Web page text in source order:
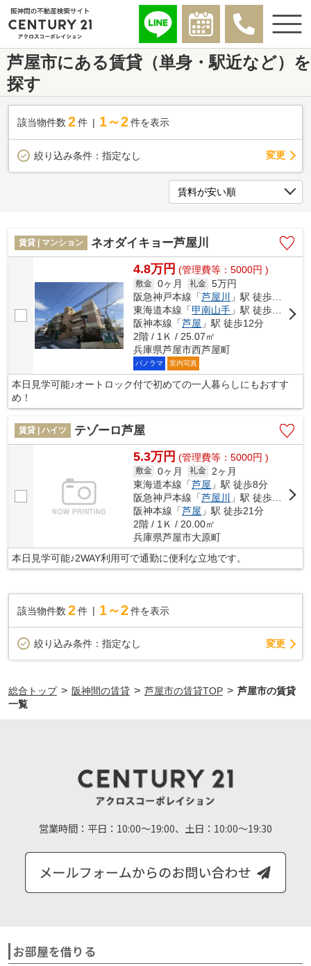
芦屋市にある賃貸（単身・駅近など）を
探す
該当物件数 2件 1～2 件を表示
絞り込み条件： 指定なし 変更
賃貸 | マンション ネオダイキョー芦屋川
4.8万円 (管理費等：5000円 )
敷金 0ヶ月 礼金 5万円
阪急神戸本線「芦屋川
」駅 徒歩8分
東海道本線「甲南山手 」駅 徒歩8分
阪神本線「芦屋 」駅 徒歩12分
2階 / 1Ｋ / 25.07㎡
兵庫県芦屋市西芦屋町
パノラマ 室内写真
本日見学可能♪オートロック付で初めての一人暮らしにもおすす
め！
賃貸 | ハイツ テゾーロ芦屋
5.3万円 (管理費等：5000円 )
敷金 0ヶ月 礼金
2ヶ月
東海道本線「芦屋 」駅 徒歩8分
阪急神戸本線「芦屋川
」駅 徒歩11分
阪神本線「芦屋 」駅 徒歩21分
2階 / 1Ｋ / 20.00㎡
兵庫県芦屋市大原町
本日見学可能♪2WAY利用可で通勤に便利な立地です。
該当物件数 2件 1～2 件を表示
絞り込み条件： 指定なし 変更
総合トップ > 阪神間の賃貸 > 芦屋市の賃貸TOP > 芦屋市の賃貸
一覧
営業時間： 平日：10:00～19:00、土日：10:00～19:30
お部屋を借りる